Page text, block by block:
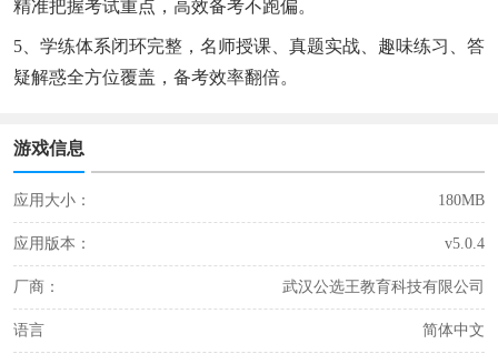
精准把握考试重点，高效备考不跑偏。
5、学练体系闭环完整，名师授课、真题实战、趣味练习、答
疑解惑全方位覆盖，备考效率翻倍。
游戏信息
应用大小： 180MB
应用版本： v5.0.4
厂商： 武汉公选王教育科技有限公司
语言 简体中文